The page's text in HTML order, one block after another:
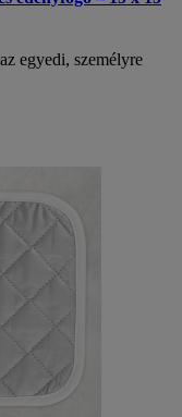
egyedi, személyre